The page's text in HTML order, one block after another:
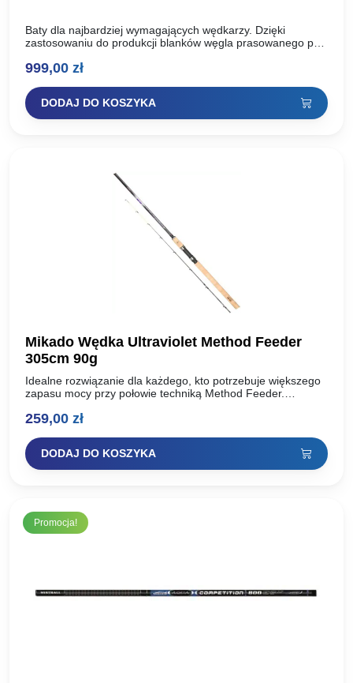
Baty dla najbardziej wymagających wędkarzy. Dzięki
zastosowaniu do produkcji blanków węgla prasowanego pod
wybitnie szczytową akcję oraz nieporównywalną…
999,00 zł
DODAJ DO KOSZYKA
Mikado Wędka Ultraviolet Method Feeder
305cm 90g
Idealne rozwiązanie dla każdego, kto potrzebuje większego
zapasu mocy przy połowie techniką Method Feeder.
znaku „Method” doskonale…
259,00 zł
DODAJ DO KOSZYKA
Promocja!